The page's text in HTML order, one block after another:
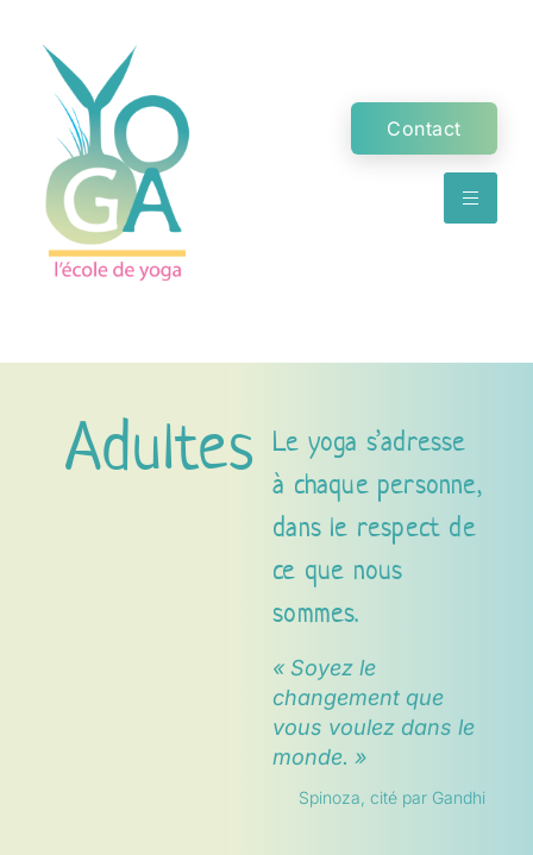
Contact
Adultes Le yoga s’adresse
à chaque personne,
dans le respect de
ce que nous
sommes.
« Soyez le
changement que
vous voulez dans le
monde. »
Spinoza, cité par Gandhi